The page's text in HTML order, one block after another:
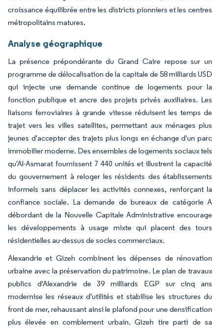
croissance équilibrée entre les districts pionniers et les centres
métropolitains matures.
Analyse géographique
La présence prépondérante du Grand Caire repose sur un
programme de délocalisation de la capitale de 58 milliards USD
qui injecte une demande continue de logements pour la
fonction publique et ancre des projets privés auxiliaires. Les
liaisons ferroviaires à grande vitesse réduisent les temps de
trajet vers les villes satellites, permettant aux ménages plus
jeunes d'accepter des trajets plus longs en échange d'un parc
immobilier moderne. Des ensembles de logements sociaux tels
qu'Al-Asmarat fournissent 7 440 unités et illustrent la capacité
du gouvernement à reloger les résidents des établissements
informels sans déplacer les activités connexes, renforçant la
confiance sociale. La demande de bureaux de catégorie A
débordant de la Nouvelle Capitale Administrative encourage
les développements à usage mixte qui placent des tours
résidentielles au-dessus de socles commerciaux.
Alexandrie et Gizeh combinent les dépenses de rénovation
urbaine avec la préservation du patrimoine. Le plan de travaux
publics d'Alexandrie de 39 milliards EGP sur cinq ans
modernise les réseaux d'utilités et stabilise les structures du
front de mer, rehaussant ainsi le plafond pour une densification
plus élevée en comblement urbain. Gizeh tire parti de sa